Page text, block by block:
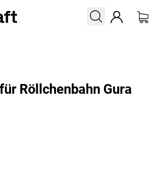
Röllchenbahn Gura